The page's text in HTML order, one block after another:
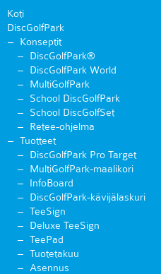
Koti
DiscGolfPark
Konseptit
DiscGolfPark®
DiscGolfPark World
MultiGolfPark
School DiscGolfPark
School DiscGolfSet
Retee-ohjelma
Tuotteet
DiscGolfPark Pro Target
MultiGolfPark-maalikori
InfoBoard
DiscGolfPark-kävijälaskuri
TeeSign
Deluxe TeeSign
TeePad
Tuotetakuu
Asennus